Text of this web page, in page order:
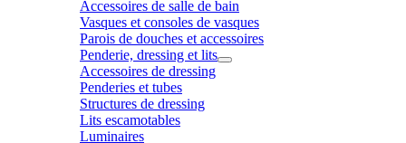
Accessoires de salle de bain
Vasques et consoles de vasques
Parois de douches et accessoires
Penderie, dressing et lits
Accessoires de dressing
Penderies et tubes
Structures de dressing
Lits escamotables
Luminaires